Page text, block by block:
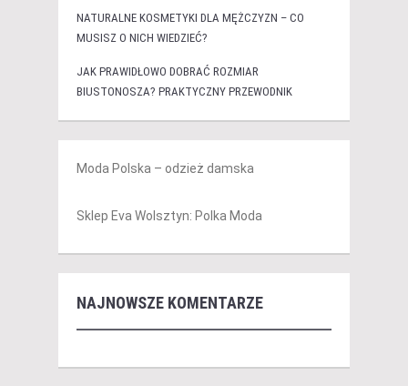
NATURALNE KOSMETYKI DLA MĘŻCZYZN – CO
MUSISZ O NICH WIEDZIEĆ?
JAK PRAWIDŁOWO DOBRAĆ ROZMIAR
BIUSTONOSZA? PRAKTYCZNY PRZEWODNIK
Moda Polska – odzież damska
Sklep Eva Wolsztyn: Polka Moda
NAJNOWSZE KOMENTARZE